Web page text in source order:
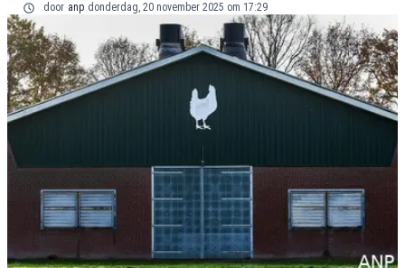
door anp donderdag, 20 november 2025 om 17:29